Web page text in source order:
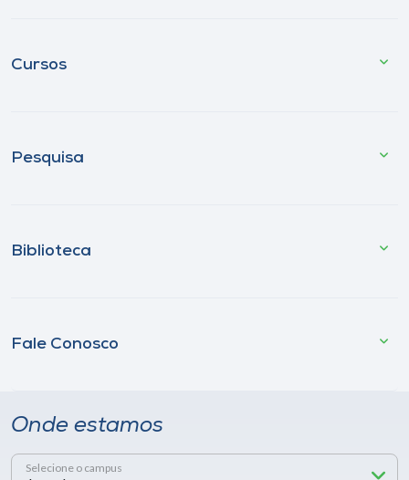
Cursos
Pesquisa
Biblioteca
Fale Conosco
Onde estamos
Selecione o campus